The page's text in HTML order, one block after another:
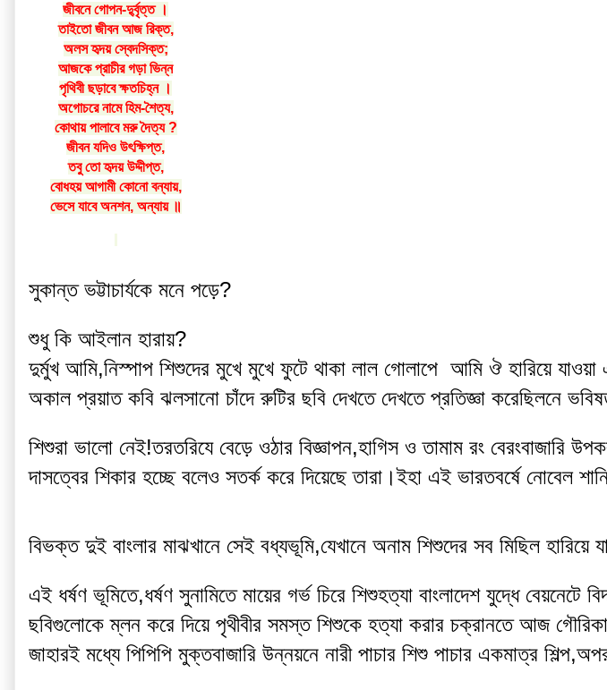
জীবনে গোপন-দু্র্বৃত্ত ।
তাইতো জীবন আজ রিক্ত,
অলস হৃদয় স্বেদসিক্ত;
আজকে প্রাচীর গড়া ভিন্ন
পৃথিবী ছড়াবে ক্ষতচিহ্ন ।
অগোচরে নামে হিম-শৈত্য,
কোথায় পালাবে মরু দৈত্য ?
জীবন যদিও উৎক্ষিপ্ত,
তবু তো হৃদয় উদ্দীপ্ত,
বোধহয় আগামী কোনো বন্যায়,
ভেসে যাবে অনশন, অন্যায় ॥
সুকান্ত ভট্টাচার্যকে মনে পড়ে?
শুধু কি আইলান হারায়?
দুর্মুখ আমি,নিস্পাপ শিশুদের মুখে মুখে ফুটে থাকা লাল গোলাপে  আমি ঔ হারিয়ে
অকাল প্রয়াত কবি ঝলসানো চাঁদে রুটির ছবি দেখতে দেখতে প্রতিজ্ঞা করেছিলনে
শিশুরা ভালো নেই!তরতরিযে বেড়ে ওঠার বিজ্ঞাপন,হাগিস ও তামাম রং বেরংবাজারি
দাসত্বের শিকার হচ্ছে বলেও সতর্ক করে দিয়েছে তারা।ইহা এই ভারতবর্ষে নোবেল
বিভক্ত দুই বাংলার মাঝখানে সেই বধ্যভূমি,যেখানে অনাম শিশুদের সব মিছিল
এই ধর্ষণ ভূমিতে,ধর্ষণ সুনামিতে মায়ের গর্ভ চিরে শিশুহত্যা বাংলাদেশ যুদ্ধে
ছবিগুলোকে ম্লন করে দিয়ে পৃথীবীর সমস্ত শিশুকে হত্যা করার চক্রানতে আজ
জাহারই মধ্যে পিপিপি মুক্তবাজারি উন্নয়নে নারী পাচার শিশু পাচার একমাত্র